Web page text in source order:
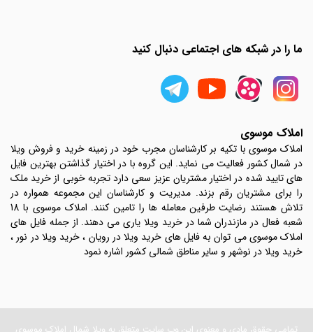
ما را در شبکه های اجتماعی دنبال کنید
املاک موسوی
املاک موسوی با تکیه بر کارشناسان مجرب خود در زمینه خرید و فروش ویلا
در شمال کشور فعالیت می نماید. این گروه با در اختیار گذاشتن بهترین فایل
های تایید شده در اختیار مشتریان عزیز سعی دارد تجربه خوبی از خرید ملک
را برای مشتریان رقم بزند. مدیریت و کارشناسان این مجموعه همواره در
تلاش هستند رضایت طرفین معامله ها را تامین کنند. املاک موسوی با 18
شعبه فعال در مازندران شما در خرید ویلا یاری می دهند. از جمله فایل های
املاک موسوی می توان به فایل های خرید ویلا در رویان ، خرید ویلا در نور ،
خرید ویلا در نوشهر و سایر مناطق شمالی کشور اشاره نمود